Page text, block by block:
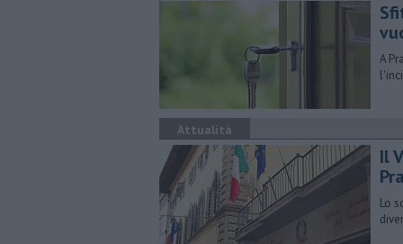
A
Attualità
Il
Lo